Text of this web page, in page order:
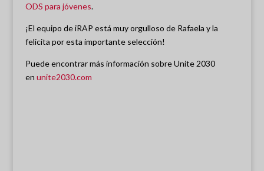
ODS para jóvenes.
¡El equipo de iRAP está muy orgulloso de Rafaela y la
felicita por esta importante selección!
Puede encontrar más información sobre Unite 2030
en unite2030.com